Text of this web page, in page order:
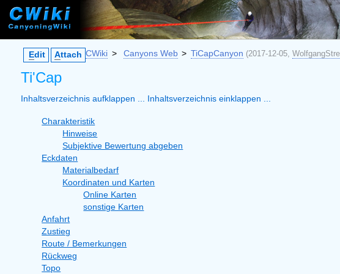
CWiki > Canyons Web > TiCapCanyon (2017-12-05,
Edit Attach
Ti'Cap
Inhaltsverzeichnis aufklappen ... Inhaltsverzeichnis einklappen ...
Charakteristik
Hinweise
Subjektive Bewertung abgeben
Eckdaten
Materialbedarf
Koordinaten und Karten
Online Karten
sonstige Karten
Anfahrt
Zustieg
Route / Bemerkungen
Rückweg
Topo